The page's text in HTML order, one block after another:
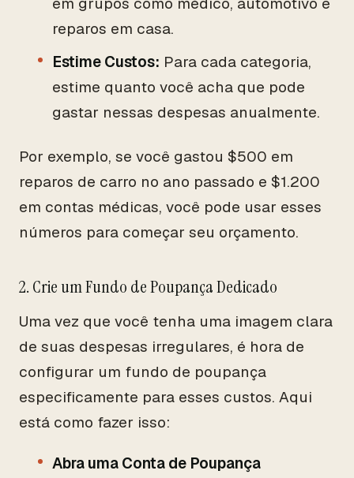
reparos em casa.
Estime Custos: Para cada categoria,
estime quanto você acha que pode
gastar nessas despesas anualmente.
Por exemplo, se você gastou $500 em
reparos de carro no ano passado e $1.200
em contas médicas, você pode usar esses
números para começar seu orçamento.
2. Crie um Fundo de Poupança Dedicado
Uma vez que você tenha uma imagem clara
de suas despesas irregulares, é hora de
configurar um fundo de poupança
especificamente para esses custos. Aqui
está como fazer isso:
Abra uma Conta de Poupança